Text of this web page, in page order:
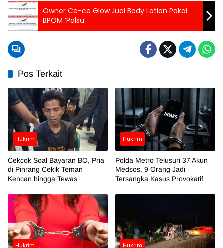
Owner Ce-ce Glow Jual Body Lotion Pakai
BPOM ‘Palsu’
Pos Terkait
Hukrim
Cekcok Soal Bayaran BO, Pria
di Pinrang Cekik Teman
Kencan hingga Tewas
Hukrim
Polda Metro Telusuri 37 Akun
Medsos, 9 Orang Jadi
Tersangka Kasus Provokatif
Hukrim Hukrim